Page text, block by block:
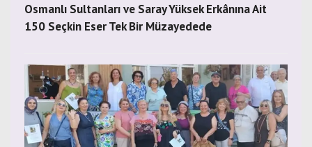
Osmanlı Sultanları ve Saray Yüksek Erkânına Ait
150 Seçkin Eser Tek Bir Müzayedede